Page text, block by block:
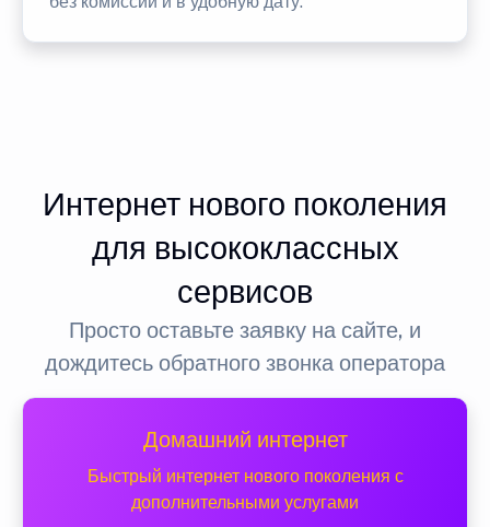
Интернет нового поколения
для высококлассных
сервисов
Просто оставьте заявку на сайте, и
дождитесь обратного звонка оператора
Домашний интернет
Быстрый интернет нового поколения с
дополнительными услугами